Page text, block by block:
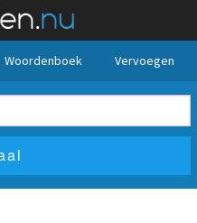
Woordenboek Vervoegen